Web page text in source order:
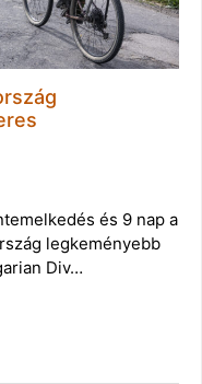
és 9 nap a
legkeményebb
Div…